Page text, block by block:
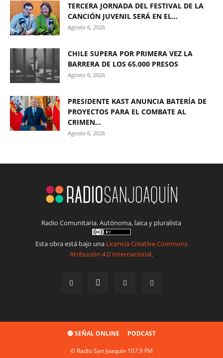
TERCERA JORNADA DEL FESTIVAL DE LA
CANCIÓN JUVENIL SERÁ EN EL...
Agosto 6, 2026
CHILE SUPERA POR PRIMERA VEZ LA
BARRERA DE LOS 65.000 PRESOS
Agosto 6, 2026
PRESIDENTE KAST ANUNCIA BATERÍA DE
PROYECTOS PARA EL COMBATE AL
CRIMEN...
Agosto 6, 2026
Radio Comunitaria. Autónoma, laica y pluralista
Esta obra está bajo una Licencia Creative Commons
Atribución 4.0 Internacional.
🔴 SEÑAL ONLINE PODCAST
© Radio San Joaquín 107.9 FM